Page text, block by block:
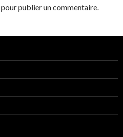
pour publier un commentaire.